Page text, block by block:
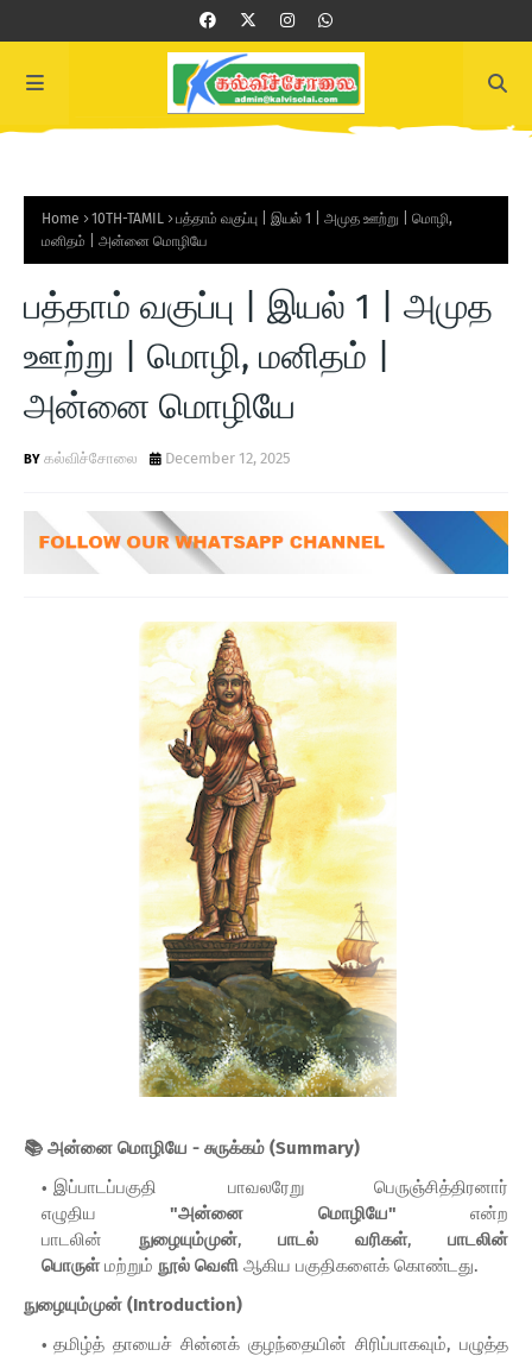
Home 10TH-TAMIL
பத்தாம் வகுப்பு | இயல் 1 | அமுத ஊற்று | மொழி,
மனிதம் | அன்னை மொழியே
பத்தாம் வகுப்பு | இயல் 1 | அமுத
ஊற்று | மொழி, மனிதம் |
அன்னை மொழியே
கல்விச்சோலை December 12, 2025
📚 அன்னை மொழியே - சுருக்கம் (Summary)
இப்பாடப்பகுதி பாவலரேறு பெருஞ்சித்திரனார்
எழுதிய"அன்னை மொழியே" என்ற
பாடலின் நுழையும்முன், பாடல் வரிகள், பாடலின்
பொருள்மற்றும் நூல் வெளி ஆகிய பகுதிகளைக் கொண்டது.
நுழையும்முன் (Introduction)
தமிழ்த் தாயைச் சின்னக் குழந்தையின் சிரிப்பாகவும், பழுத்த